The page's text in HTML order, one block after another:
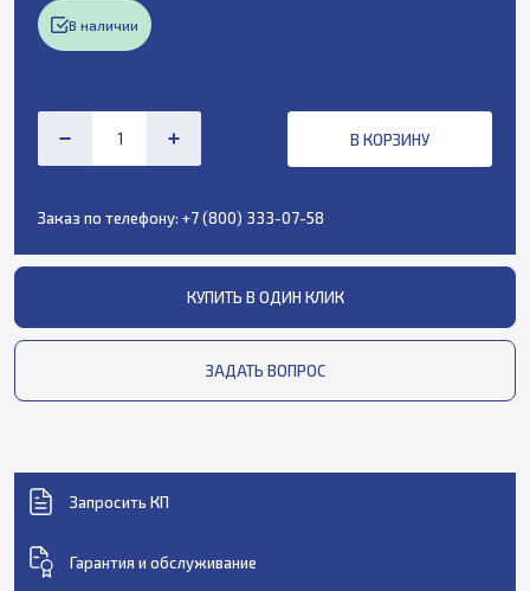
В наличии
В КОРЗИНУ
Заказ по телефону: +7 (800) 333-07-58
КУПИТЬ В ОДИН КЛИК
ЗАДАТЬ ВОПРОС
Запросить КП
Гарантия и обслуживание